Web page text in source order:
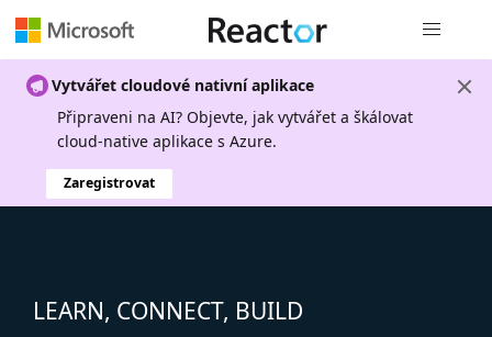
Vytvářet cloudové nativní aplikace
Připraveni na AI? Objevte, jak vytvářet a škálovat
cloud-native aplikace s Azure.
Zaregistrovat
LEARN, CONNECT, BUILD